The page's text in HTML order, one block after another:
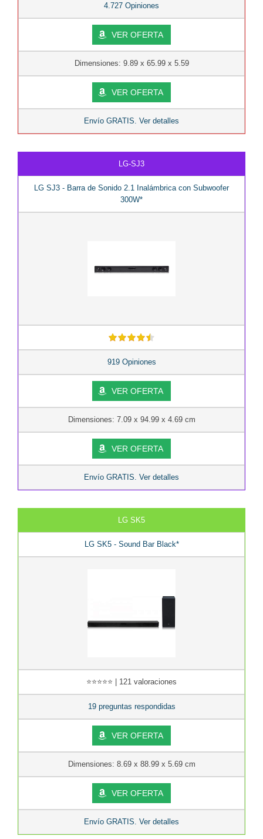
4.727 Opiniones
VER OFERTA
Dimensiones: 9.89 x 65.99 x 5.59
VER OFERTA
Envío GRATIS. Ver detalles
LG-SJ3
LG SJ3 - Barra de Sonido 2.1 Inalámbrica con Subwoofer
300W*
919 Opiniones
VER OFERTA
Dimensiones: 7.09 x 94.99 x 4.69 cm
VER OFERTA
Envío GRATIS. Ver detalles
LG SK5
LG SK5 - Sound Bar Black*
⭐⭐⭐⭐⭐ | 121 valoraciones
19 preguntas respondidas
VER OFERTA
Dimensiones: 8.69 x 88.99 x 5.69 cm
VER OFERTA
Envío GRATIS. Ver detalles